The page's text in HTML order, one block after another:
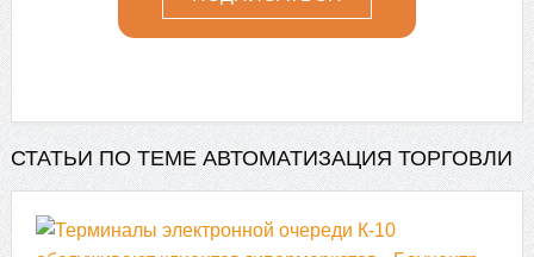
СТАТЬИ ПО ТЕМЕ АВТОМАТИЗАЦИЯ ТОРГОВЛИ